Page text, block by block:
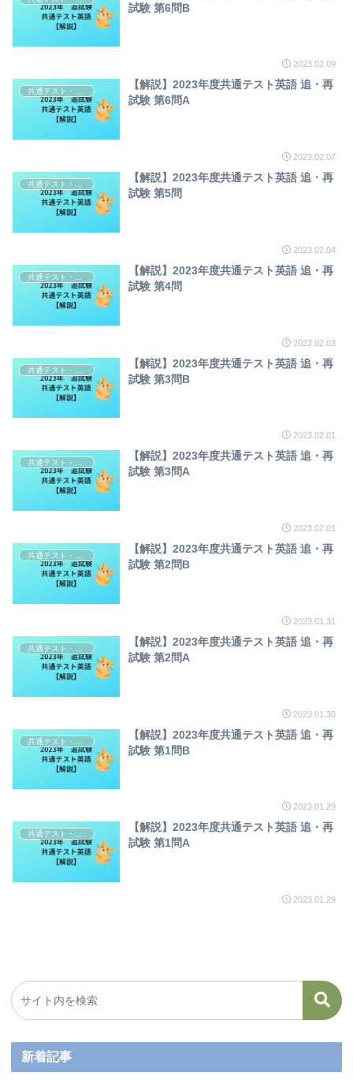
試験 第6問B
2023.02.09
共通テスト・センター試験英語解説
【解説】2023年度共通テスト英語 追・再
試験 第6問A
2023.02.07
共通テスト・センター試験英語解説
【解説】2023年度共通テスト英語 追・再
試験 第5問
2023.02.04
【解説】2023年度共通テスト英語 追・再
試験 第4問
2023.02.03
【解説】2023年度共通テスト英語 追・再
試験 第3問B
2023.02.01
共通テスト・センター試験英語解説
【解説】2023年度共通テスト英語 追・再
試験 第3問A
2023.02.01
共通テスト・センター試験英語解説
【解説】2023年度共通テスト英語 追・再
試験 第2問B
2023.01.31
【解説】2023年度共通テスト英語 追・再
試験 第2問A
2023.01.30
【解説】2023年度共通テスト英語 追・再
試験 第1問B
2023.01.29
共通テスト・センター試験英語解説
【解説】2023年度共通テスト英語 追・再
試験 第1問A
2023.01.29
新着記事